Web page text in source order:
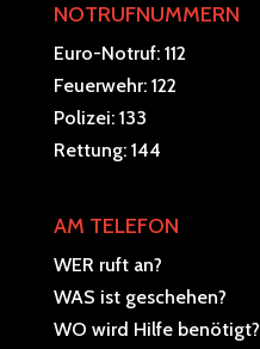
NOTRUFNUMMERN
Euro-Notruf: 112
Feuerwehr: 122
Polizei: 133
Rettung: 144
AM TELEFON
WER ruft an?
WAS ist geschehen?
WO wird Hilfe benötigt?